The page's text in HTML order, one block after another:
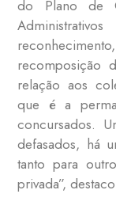
do Plano de
recomposição
relação aos
que é a
concursados.
defasados, há
tanto para
privada”,